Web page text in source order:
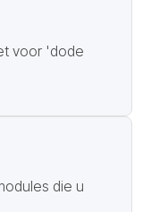
voor 'dode
die u